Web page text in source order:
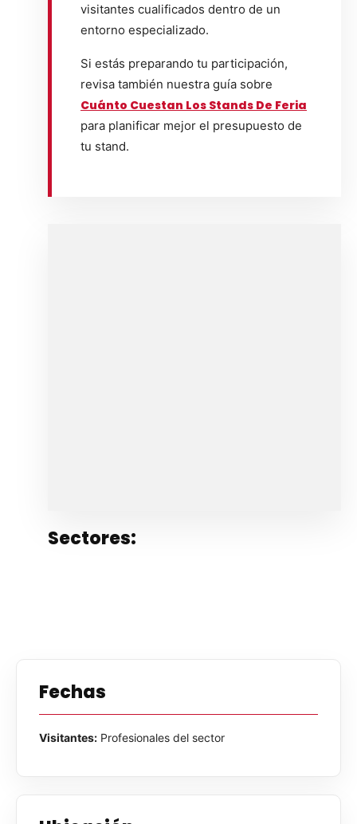
visitantes cualificados dentro de un
entorno especializado.
Si estás preparando tu participación,
revisa también nuestra guía sobre
Cuánto Cuestan Los Stands De Feria
para planificar mejor el presupuesto de
tu stand.
Sectores:
Fechas
Visitantes: Profesionales del sector